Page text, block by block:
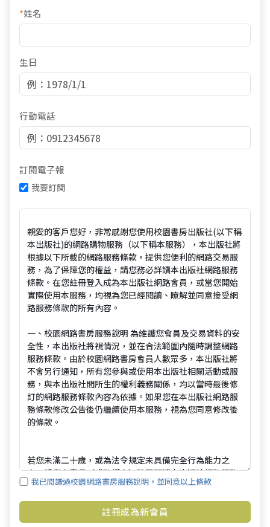
*姓名
生日
行動電話
訂閱電子報
我要訂閱
我已閱讀過校園網路書房服務說明，並同意以上條款